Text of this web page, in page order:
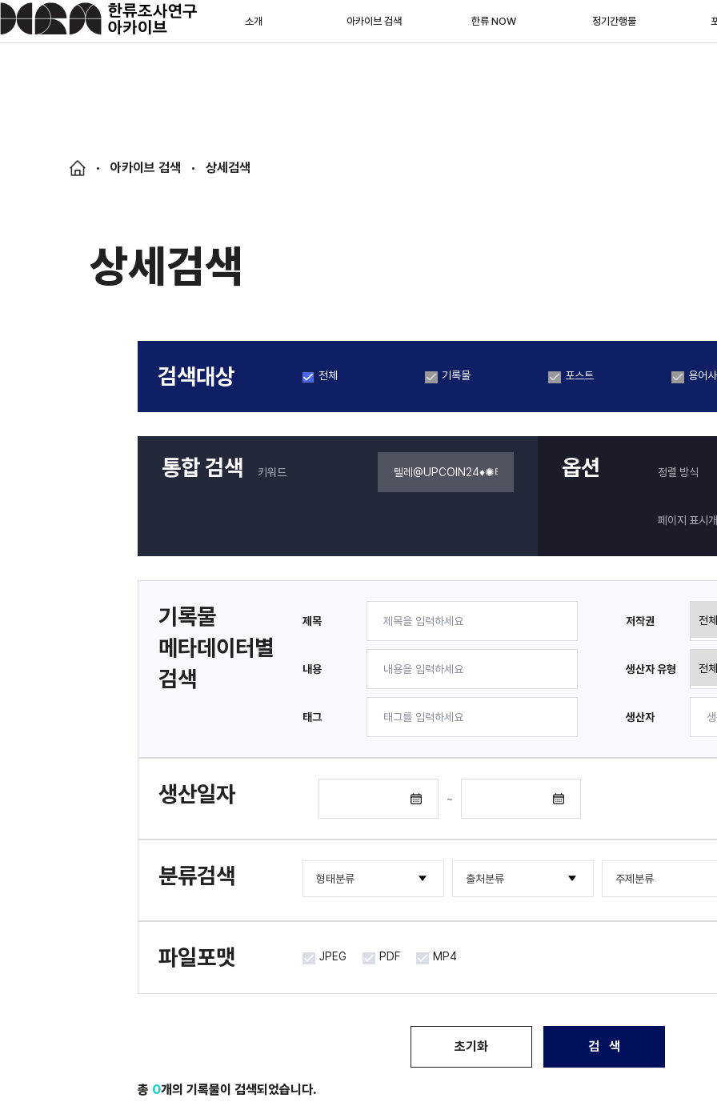
소개 아카이브 검색 한류 NOW 정기간행물
아카이브 검색 상세검색
상세검색
검색대상 전체 기록물 포스트 용어
통합 검색 키워드 옵션 정렬 방식
페이지 표시
기록물
메타데이터별
검색
제목
내용
태그
저작권
생산자 유형
생산자
생산일자 ~
분류검색 형태분류
시청각류
출처분류
국제문화산업교류재단
주제분류
포럼 · 세미나
파일포맷 JPEG PDF MP4
초기화 검 색
총 0개의 기록물이 검색되었습니다.